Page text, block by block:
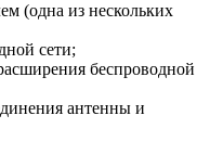
(одна из нескольких
сети;
беспроводной
антенны и